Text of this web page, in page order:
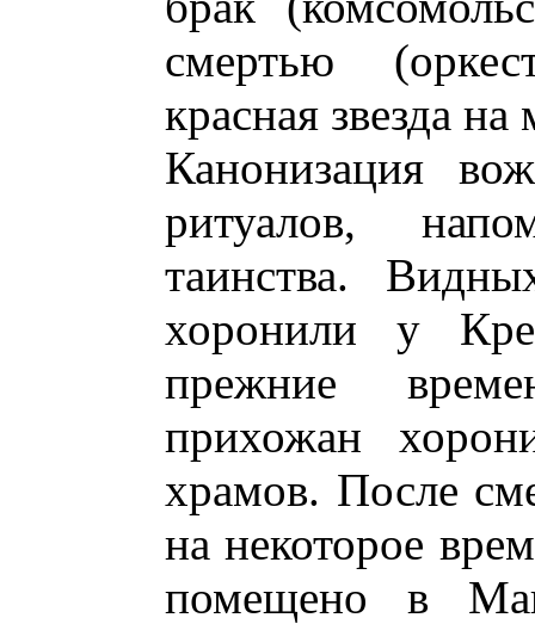
смертью
красная звезда
Канонизация
ритуалов,
таинства.
хоронили у
прежние
прихожан
храмов. После
на некоторое
помещено в